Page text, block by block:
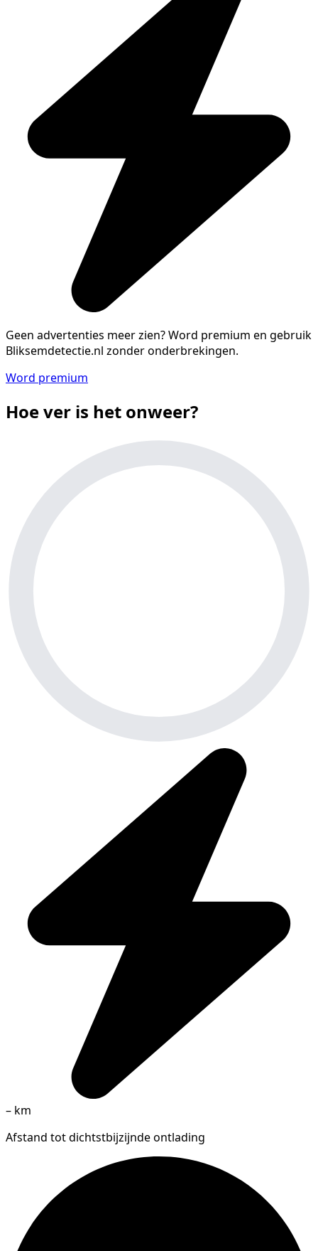
Geen advertenties meer zien?Word premium en gebruik
Bliksemdetectie.nl zonder onderbrekingen.
Word premium
Hoe ver is het onweer?
– km
Afstand tot dichtstbijzijnde ontlading